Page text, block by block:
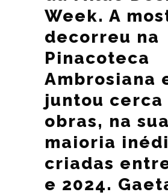
Week. A
decorreu na
Pinacoteca
Ambrosiana
juntou cerca
obras, na sua
maioria
criadas
e 2024.